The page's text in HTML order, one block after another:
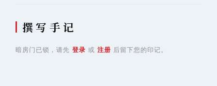
撰 写 手 记
暗房门已锁，请先 登录 或 注册 后留下您的印记。